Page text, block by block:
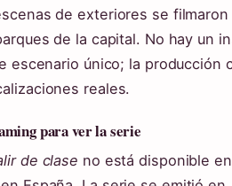
de exteriores se filmaron
de la capital. No hay un
escenario único; la producción
reales.
para ver la serie
de clase no está disponible